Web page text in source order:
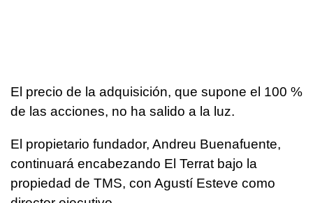
El precio de la adquisición, que supone el 100 %
de las acciones, no ha salido a la luz.
El propietario fundador, Andreu Buenafuente,
continuará encabezando El Terrat bajo la
propiedad de TMS, con Agustí Esteve como